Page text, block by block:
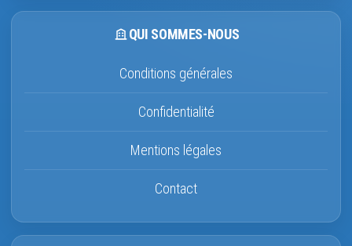
QUI SOMMES-NOUS
Conditions générales
Confidentialité
Mentions légales
Contact